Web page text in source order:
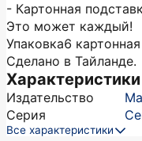
- Картонная
Это может каждый!
Упаковка6
Сделано в Тайланде.
Характеристики
Издательство
Серия
Все характеристики